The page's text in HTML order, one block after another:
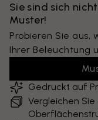
Sie sind sich
Muster!
Probieren Sie aus,
Ihrer Beleuchtung
Gedruckt auf
Vergleichen